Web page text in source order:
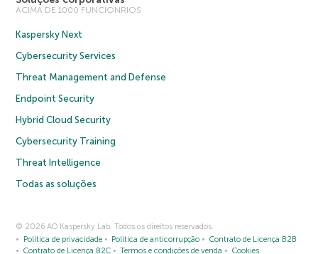
ACIMA DE 1000 FUNCIONRIOS
Kaspersky Next
Cybersecurity Services
Threat Management and Defense
Endpoint Security
Hybrid Cloud Security
Cybersecurity Training
Threat Intelligence
Todas as soluções
© 2026 AO Kaspersky Lab. Todos os direitos reservados.
Política de privacidade
Política de anticorrupção
Contrato de Licença B2B
Contrato de Licença B2C
Termos e condições de venda Cookies